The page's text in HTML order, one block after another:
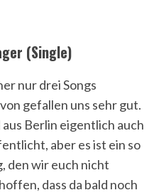
(Single)
nur drei Songs
gefallen uns sehr gut.
Berlin eigentlich auch
aber es ist ein so
den wir euch nicht
dass da bald noch